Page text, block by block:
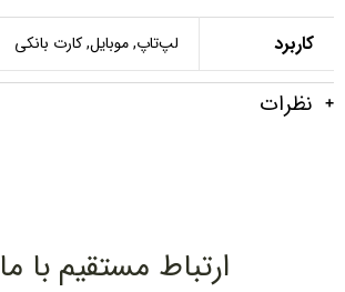
کاربرد لپ‌تاپ, موبایل, کارت بانکی
نظرات
ارتباط مستقیم با ما